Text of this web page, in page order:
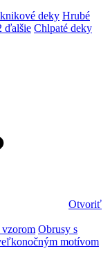
deky Hrubé
ďalšie Chlpaté deky
Otvoriť
vzorom Obrusy s
motívom